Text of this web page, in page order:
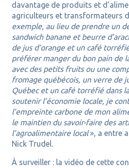
davantage de produits et
agriculteurs et transformateurs
exemple, au lieu de prendre un
sandwich banane et beurre
de jus d’orange et un café
préférer manger du bon pain de
avec des petits fruits ou une
fromage québécois, un verre de
Québec et un café torréfié dans
soutenir l’économie locale, je
l’empreinte carbone de mon
le maintien du savoir-faire des
l’agroalimentaire local», a entre
Nick Trudel.
À surveiller : la vidéo de cette